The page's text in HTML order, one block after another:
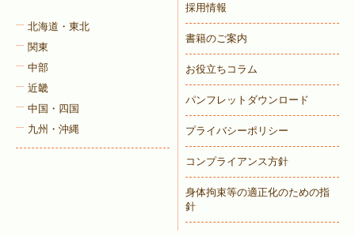
北海道・東北
関東
中部
近畿
中国・四国
九州・沖縄
採用情報
書籍のご案内
お役立ちコラム
パンフレットダウンロード
プライバシーポリシー
コンプライアンス方針
身体拘束等の適正化のための指
針